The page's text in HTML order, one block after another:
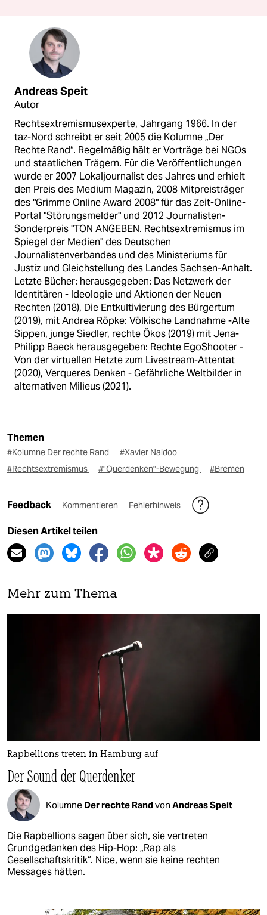
Andreas Speit
Autor
Rechtsextremismusexperte, Jahrgang 1966. In der
taz-Nord schreibt er seit 2005 die Kolumne „Der
Rechte Rand“. Regelmäßig hält er Vorträge bei NGOs
und staatlichen Trägern. Für die Veröffentlichungen
wurde er 2007 Lokaljournalist des Jahres und erhielt
den Preis des Medium Magazin, 2008 Mitpreisträger
des "Grimme Online Award 2008" für das Zeit-Online-
Portal "Störungsmelder" und 2012 Journalisten-
Sonderpreis "TON ANGEBEN. Rechtsextremismus im
Spiegel der Medien" des Deutschen
Journalistenverbandes und des Ministeriums für
Justiz und Gleichstellung des Landes Sachsen-Anhalt.
Letzte Bücher: herausgegeben: Das Netzwerk der
Identitären - Ideologie und Aktionen der Neuen
Rechten (2018), Die Entkultivierung des Bürgertum
(2019), mit Andrea Röpke: Völkische Landnahme -Alte
Sippen, junge Siedler, rechte Ökos (2019) mit Jena-
Philipp Baeck herausgegeben: Rechte EgoShooter -
Von der virtuellen Hetzte zum Livestream-Attentat
(2020), Verqueres Denken - Gefährliche Weltbilder in
alternativen Milieus (2021).
Themen
#Kolumne Der rechte Rand
#Xavier Naidoo
#Rechtsextremismus
#"Querdenken"-Bewegung #Bremen
Feedback Kommentieren Fehlerhinweis
Diesen Artikel teilen
Mehr zum Thema
Rapbellions treten in Hamburg auf
Der Sound der Querdenker
Kolumne Der rechte Randvon Andreas Speit
Die Rapbellions sagen über sich, sie vertreten
Grundgedanken des Hip-Hop: „Rap als
Gesellschaftskritik“. Nice, wenn sie keine rechten
Messages hätten.